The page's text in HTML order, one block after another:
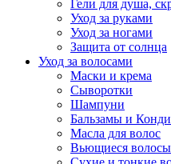
Гели для душа,
Уход за руками
Уход за ногами
Защита от солнца
Уход за волосами
Маски и крема
Сыворотки
Шампуни
Бальзамы и
Масла для волос
Вьющиеся волосы